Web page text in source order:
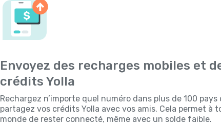
Envoyez des recharges mobiles et
crédits Yolla
Rechargez n’importe quel numéro dans plus de 100 pays
partagez vos crédits Yolla avec vos amis. Cela permet à
monde de rester connecté, même avec un solde faible.